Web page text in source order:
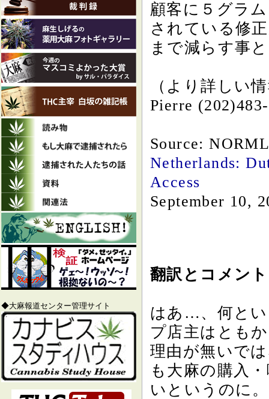
◆大麻報道センター管理サイト
顧客に５グラ
されている修
まで減らす事
（より詳しい
Pierre
Source:
Netherlands:
Access
September 10,
翻訳とコメン
はあ…、何と
プ店主はとも
理由が無いで
も大麻の購入
いというのに。